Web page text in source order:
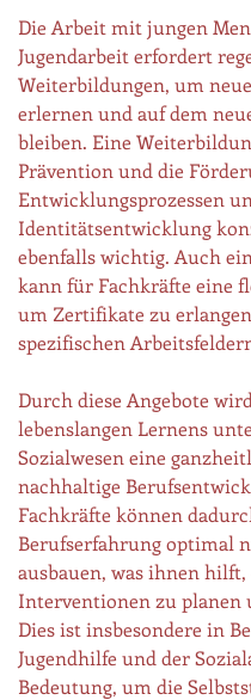
Die Arbeit mit jungen
Jugendarbeit erfordert
Weiterbildungen, um
erlernen und auf dem
bleiben. Eine
Prävention und die
Entwicklungsprozessen
Identitätsentwicklung
ebenfalls wichtig. Auch
kann für Fachkräfte eine
um Zertifikate zu
spezifischen
Durch diese Angebote
lebenslangen Lernens
Sozialwesen eine
nachhaltige
Fachkräfte können
Berufserfahrung optimal
ausbauen, was ihnen
Interventionen zu planen
Dies ist insbesondere in
Jugendhilfe und der
Bedeutung, um die